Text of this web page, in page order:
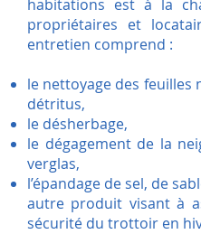
habitations est à la
propriétaires et
entretien comprend :
le nettoyage des feuilles
détritus,
le désherbage,
le dégagement de la
verglas,
l’épandage de sel, de
autre produit visant à
sécurité du trottoir en